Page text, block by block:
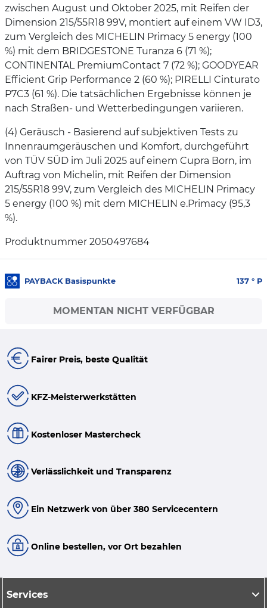
zwischen August und Oktober 2025, mit Reifen der
Dimension 215/55R18 99V, montiert auf einem VW ID3,
zum Vergleich des MICHELIN Primacy 5 energy (100
%) mit dem BRIDGESTONE Turanza 6 (71 %);
CONTINENTAL PremiumContact 7 (72 %); GOODYEAR
Efficient Grip Performance 2 (60 %); PIRELLI Cinturato
P7C3 (61 %). Die tatsächlichen Ergebnisse können je
nach Straßen- und Wetterbedingungen variieren.
(4) Geräusch - Basierend auf subjektiven Tests zu
Innenraumgeräuschen und Komfort, durchgeführt
von TÜV SÜD im Juli 2025 auf einem Cupra Born, im
Auftrag von Michelin, mit Reifen der Dimension
215/55R18 99V, zum Vergleich des MICHELIN Primacy
5 energy (100 %) mit dem MICHELIN e.Primacy (95,3
%).
Produktnummer 2050497684
PAYBACK Basispunkte 137 ° P
MOMENTAN NICHT VERFÜGBAR
Fairer Preis, beste Qualität
KFZ-Meisterwerkstätten
Kostenloser Mastercheck
Verlässlichkeit und Transparenz
Ein Netzwerk von über 380 Servicecentern
Online bestellen, vor Ort bezahlen
Services